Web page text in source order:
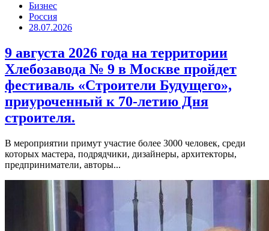
Бизнес
Россия
28.07.2026
9 августа 2026 года на территории
Хлебозавода № 9 в Москве пройдет
фестиваль «Строители Будущего»,
приуроченный к 70-летию Дня
строителя.
В мероприятии примут участие более 3000 человек, среди
которых мастера, подрядчики, дизайнеры, архитекторы,
предприниматели, авторы...